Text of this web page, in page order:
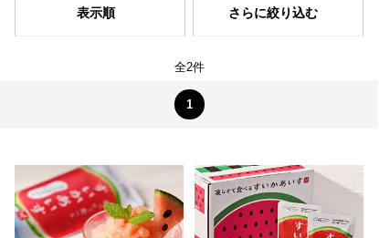
表示順 さらに絞り込む
全2件
1